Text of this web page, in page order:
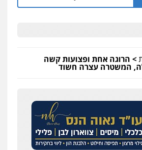
> הרוגה אחת ופצועות קשה
המשטרה עצרה חשוד